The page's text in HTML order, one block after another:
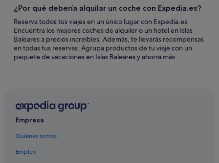
¿Por qué debería alquilar un coche con Expedia.es?
Reserva todos tus viajes en un único lugar con Expedia.es.
Encuentra los mejores coches de alquiler o un hotel en Islas
Baleares a precios increíbles. Además, te llevarás recompensas
en todas tus reservas. Agrupa productos de tu viaje con un
paquete de vacaciones en Islas Baleares y ahorra más.
Empresa
Quiénes somos
Empleo